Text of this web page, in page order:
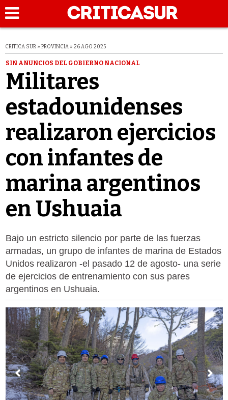
CRITICA SUR » PROVINCIA » 26 AGO 2025
SIN ANUNCIOS DEL GOBIERNO NACIONAL
Militares
estadounidenses
realizaron ejercicios
con infantes de
marina argentinos
en Ushuaia
Bajo un estricto silencio por parte de las fuerzas
armadas, un grupo de infantes de marina de Estados
Unidos realizaron -el pasado 12 de agosto- una serie
de ejercicios de entrenamiento con sus pares
argentinos en Ushuaia.